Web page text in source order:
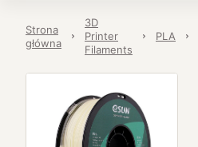
Strona
główna
3D
Printer
Filaments
PLA